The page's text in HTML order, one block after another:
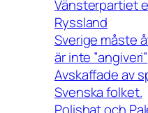
Vänsterpartiet
Ryssland
Sverige måste
är inte ”angiveri”
Avskaffade av
Svenska folket.